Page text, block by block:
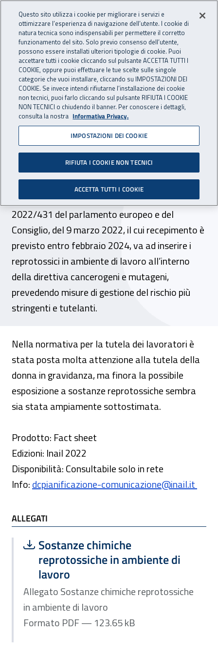
INAIL - Istituto Nazionale
Apri cerca
Navigazione principale
Navigazione - Ti trovi in:
Home Inail comunica Pubblicazioni Catalogo generale
Sostanze chimiche
reprotossiche in ambiente
di lavoro
Le sostanze chimiche rientrano tra fattori di
rischio per la salute riproduttiva in ambiente di
lavoro. La pubblicazione della nuova direttiva
2022/431 del parlamento europeo e del
Consiglio, del 9 marzo 2022, il cui recepimento è
previsto entro febbraio 2024, va ad inserire i
reprotossici in ambiente di lavoro all’interno
della direttiva cancerogeni e mutageni,
prevedendo misure di gestione del rischio più
stringenti e tutelanti.
Nella normativa per la tutela dei lavoratori è
stata posta molta attenzione alla tutela della
donna in gravidanza, ma finora la possibile
esposizione a sostanze reprotossiche sembra
sia stata ampiamente sottostimata.
Prodotto: Fact sheet
Edizioni: Inail 2022
Disponibilità: Consultabile solo in rete
Info:dcpianificazione-comunicazione@inail.it
ALLEGATI
Scarica file:
Sostanze chimiche
reprotossiche in ambiente di
lavoro
Formato PDF — Dimensione 123.65 kB
Allegato Sostanze chimiche reprotossiche
in ambiente di lavoro
Formato PDF — 123.65 kB
Questo sito utilizza i cookie per migliorare i servizi e
ottimizzare l’esperienza di navigazione dell’utente. I cookie di
natura tecnica sono indispensabili per permettere il corretto
funzionamento del sito. Solo previo consenso dell’utente,
possono essere installati ulteriori tipologie di cookie. Puoi
accettare tutti i cookie cliccando sul pulsante ACCETTA TUTTI I
COOKIE, oppure puoi effettuare le tue scelte sulle singole
categorie che vuoi installare, cliccando su IMPOSTAZIONI DEI
COOKIE. Se invece intendi rifiutarne l’installazione dei cookie
non tecnici, puoi farlo cliccando sul pulsante RIFIUTA I COOKIE
NON TECNICI o chiudendo il banner. Per conoscere i dettagli,
consulta la nostra Informativa Privacy.
IMPOSTAZIONI DEI COOKIE
RIFIUTA I COOKIE NON TECNICI
ACCETTA TUTTI I COOKIE